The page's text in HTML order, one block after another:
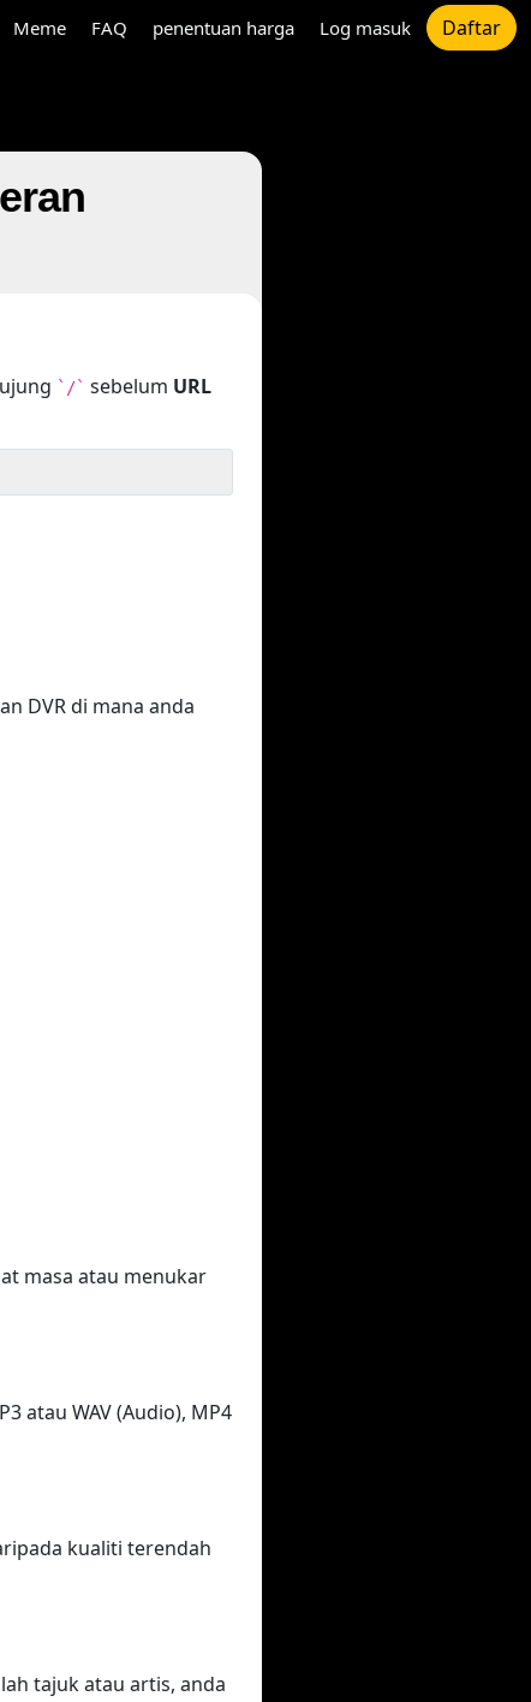
Meme FAQ penentuan harga Log masuk Daftar
`/` sebelum URL
DVR di mana anda
masa atau menukar
atau WAV (Audio), MP4
kualiti terendah
tajuk atau artis, anda